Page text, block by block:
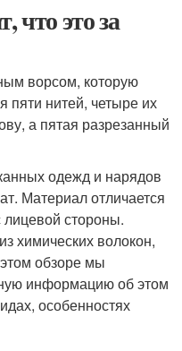
что это за
ворсом, которую
пяти нитей, четыре их
а пятая разрезанный
одежд и нарядов
Материал отличается
стороны.
химических волокон,
обзоре мы
информацию об этом
особенностях